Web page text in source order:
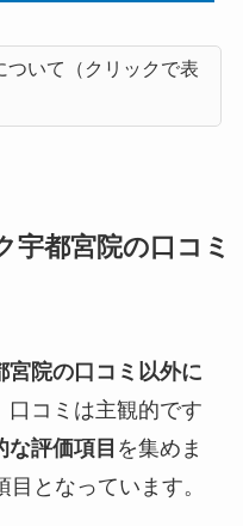
ついて（クリックで表
宇都宮院の口コミ
宮院の口コミ以外に
口コミは主観的です
な評価項目 を集めま
となっています。